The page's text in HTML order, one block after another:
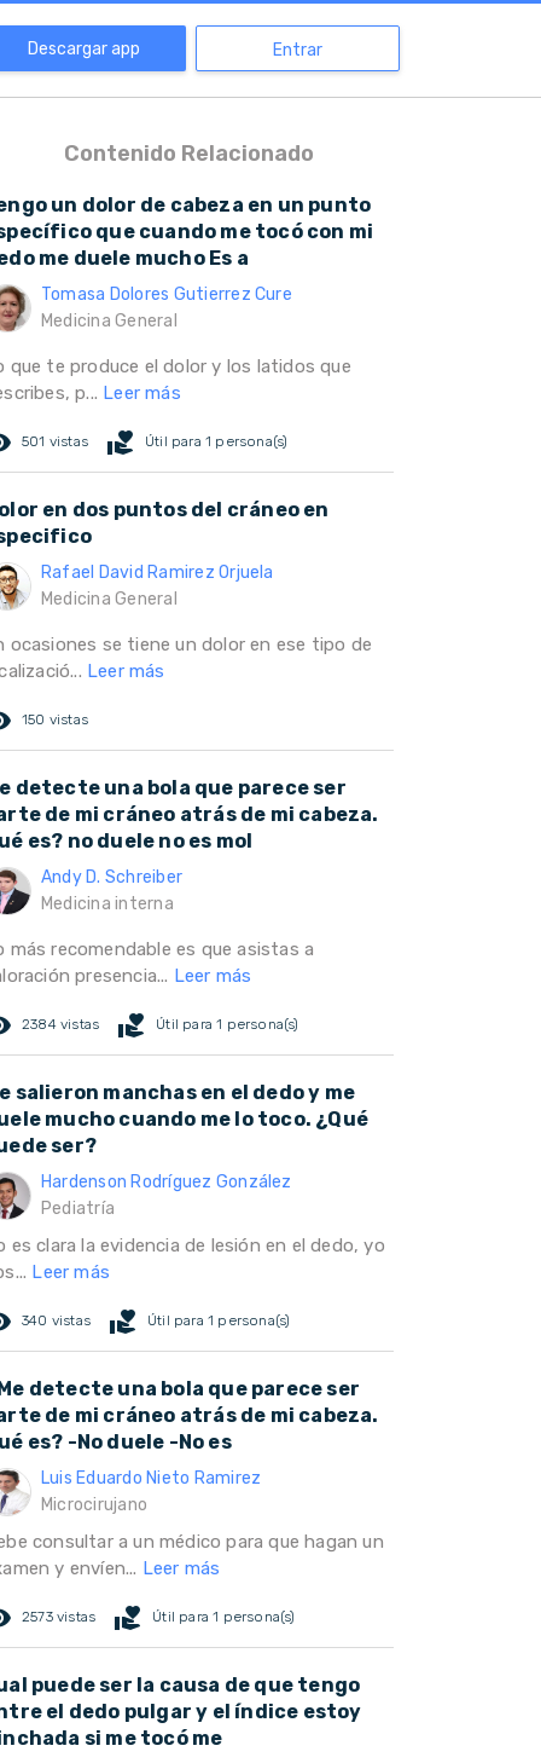
Descargar app Entrar
Contenido Relacionado
un dolor de cabeza en un punto
que cuando me tocó con mi
me duele mucho Es a
Tomasa Dolores Gutierrez Cure
Medicina General
que te produce el dolor y los latidos que
p... Leer más
501 vistas volunteer_activism Útil para 1 persona(s)
en dos puntos del cráneo en
Rafael David Ramirez Orjuela
Medicina General
ocasiones se tiene un dolor en ese tipo de
Leer más
150 vistas
detecte una bola que parece ser
de mi cráneo atrás de mi cabeza.
es? no duele no es mol
Andy D. Schreiber
Medicina interna
más recomendable es que asistas a
presencia... Leer más
2384 vistas volunteer_activism Útil para 1 persona(s)
salieron manchas en el dedo y me
mucho cuando me lo toco. ¿Qué
ser?
Hardenson Rodríguez González
Pediatría
es clara la evidencia de lesión en el dedo, yo
Leer más
340 vistas volunteer_activism Útil para 1 persona(s)
detecte una bola que parece ser
de mi cráneo atrás de mi cabeza.
es? -No duele -No es
Luis Eduardo Nieto Ramirez
Microcirujano
consultar a un médico para que hagan un
y envíen... Leer más
2573 vistas volunteer_activism Útil para 1 persona(s)
puede ser la causa de que tengo
el dedo pulgar y el índice estoy
si me tocó me